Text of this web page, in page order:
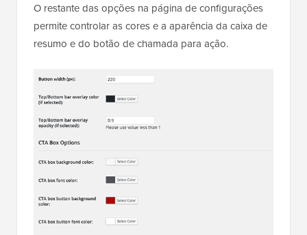
O restante das opções na página de configurações
permite controlar as cores e a aparência da caixa de
resumo e do botão de chamada para ação.